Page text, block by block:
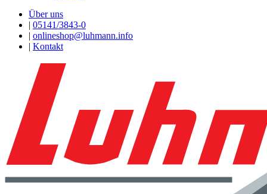
Über uns
| 05141/3843-0
| onlineshop@luhmann.info
| Kontakt